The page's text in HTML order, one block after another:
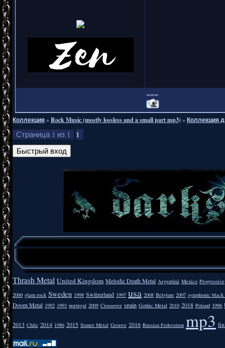
===
Коллекция»Rock Music (mostly lossless and a small part mp3)»Коллекция
Страница 1 из 1 1
Thrash Metal United Kingdom Melodic Death Metal Argentīnā Mexico Progressive
2000 glam rock Sweden 1998 Switzerland 1997 usa 2008 Belgium 2007 symphonic
Doom Metal 1992 1993 portugal 2009 Crossover spain Gothic Metal 2010 2018 Poland 1996
2013 Chile 2014 1986 2015 Stoner Metal Groove 2016 Russian Federation mp3